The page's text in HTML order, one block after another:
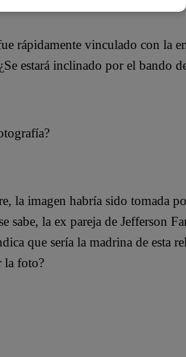
rápidamente vinculado con la
estará inclinado por el bando
la imagen habría sido tomada
sabe, la ex pareja de Jefferson
que sería la madrina de esta
la foto?